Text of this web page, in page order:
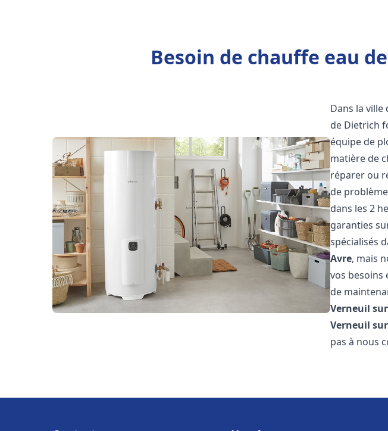
Besoin de chauffe eau
Dans la ville
de Dietrich
équipe de
matière de
réparer ou
de
dans les 2
garanties
spécialisés
Avre, mais
vos besoins
de
Verneuil
Verneuil
pas à nous